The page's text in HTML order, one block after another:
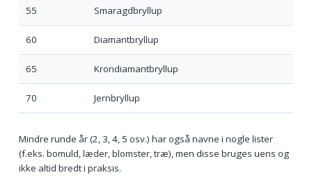
55 Smaragdbryllup
60 Diamantbryllup
65 Krondiamantbryllup
70 Jernbryllup
Mindre runde år (2, 3, 4, 5 osv.) har også navne i nogle lister
(f.eks. bomuld, læder, blomster, træ), men disse bruges uens og
ikke altid bredt i praksis.